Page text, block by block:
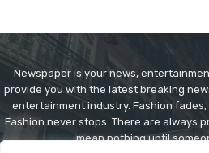
Newspaper is your news,
provide you with the latest breaking
entertainment industry. Fashion
Fashion never stops. There are always
mean nothing until